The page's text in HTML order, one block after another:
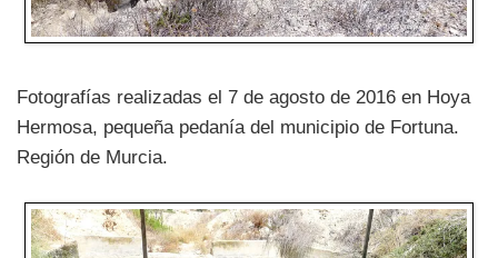
Fotografías realizadas el 7 de agosto de 2016 en Hoya
Hermosa, pequeña pedanía del municipio de Fortuna.
Región de Murcia.